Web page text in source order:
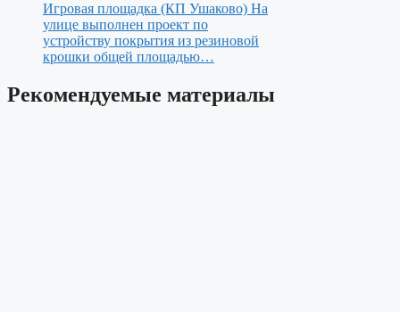
Игровая площадка (КП Ушаково) На
улице выполнен проект по
устройству покрытия из резиновой
крошки общей площадью…
Рекомендуемые материалы